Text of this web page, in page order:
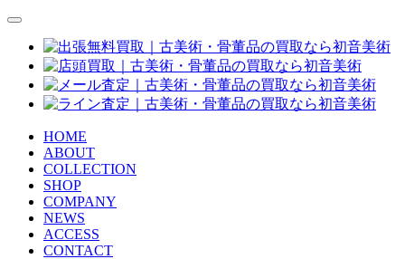
HOME
ABOUT
COLLECTION
SHOP
COMPANY
NEWS
ACCESS
CONTACT